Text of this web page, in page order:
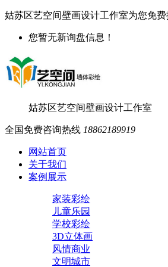
姑苏区艺空间壁画设计工作室为您免
您暂无新询盘信息！
姑苏区艺空间壁画设计工作室
全国免费咨询热线 18862189919
网站首页
关于我们
案例展示
家装彩绘
儿童乐园
学校彩绘
3D立体画
风情商业
文明城市